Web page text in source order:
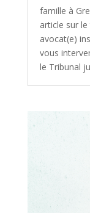
famille à
article sur
avocat(e)
vous
le Tribunal